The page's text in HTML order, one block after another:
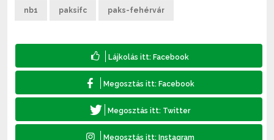
nb1 paksifc paks-fehérvár